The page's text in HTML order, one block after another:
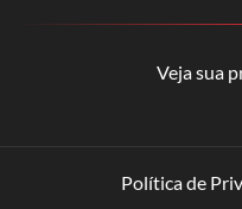
Veja sua
Política de